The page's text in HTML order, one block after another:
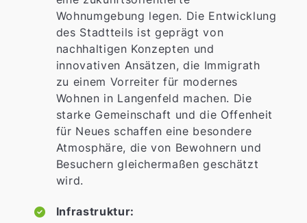
Wohnumgebung legen. Die Entwicklung
des Stadtteils ist geprägt von
nachhaltigen Konzepten und
innovativen Ansätzen, die Immigrath
zu einem Vorreiter für modernes
Wohnen in Langenfeld machen. Die
starke Gemeinschaft und die Offenheit
für Neues schaffen eine besondere
Atmosphäre, die von Bewohnern und
Besuchern gleichermaßen geschätzt
wird.
Infrastruktur: